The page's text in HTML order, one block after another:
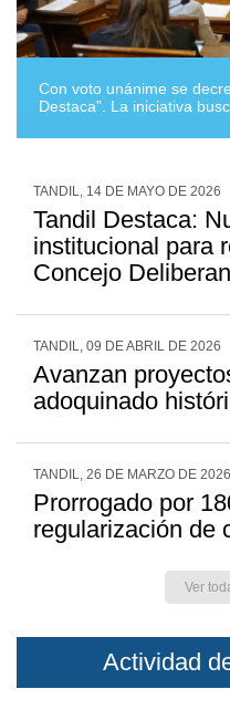
Con voto unánime se
Destaca”. La iniciativa
Deliberante ya otorga a
TANDIL, 14 DE MAYO DE 2026
Tandil Destaca:
institucional para
Concejo
TANDIL, 09 DE ABRIL DE 2026
Avanzan
adoquinado
TANDIL, 26 DE MARZO DE 2026
Prorrogado por
regularización de
Ver
Actividad